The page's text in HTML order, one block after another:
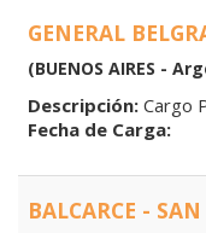
GENERAL
(BUENOS AIRES -
Descripción: Cargo
Fecha de Carga:
BALCARCE -